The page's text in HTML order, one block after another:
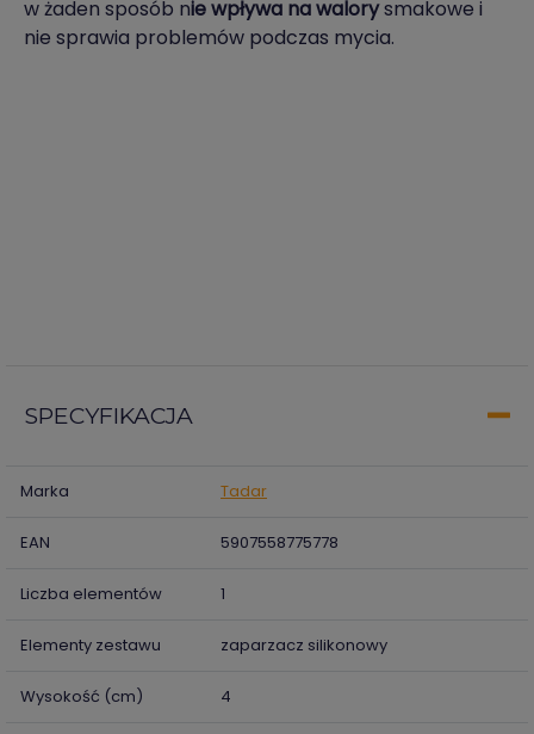
w żaden sposób nie wpływa na walorysmakowe i
nie sprawia problemów podczas mycia.
SPECYFIKACJA
Marka Tadar
EAN 5907558775778
Liczba elementów 1
Elementy zestawu zaparzacz silikonowy
Wysokość (cm) 4